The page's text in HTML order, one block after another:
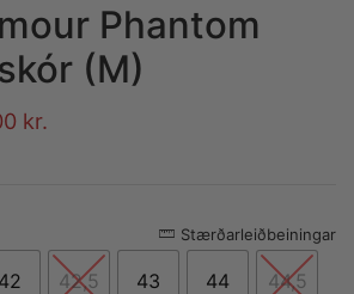
Phantom
(M)
kr.
Stærðarleiðbeiningar
42 42,5 43 44 44,5
Alternative: